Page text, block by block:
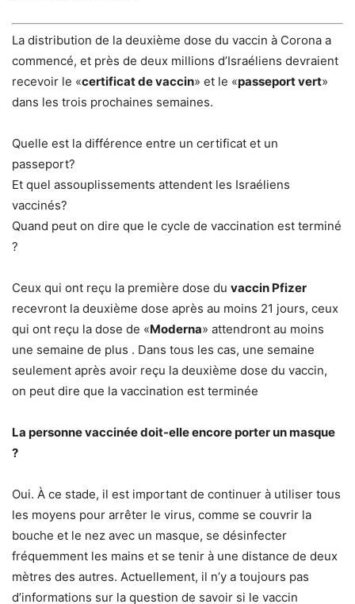
La distribution de la deuxième dose du vaccin à Corona a
commencé, et près de deux millions d’Israéliens devraient
recevoir le «certificat de vaccin» et le «passeport vert»
dans les trois prochaines semaines.
Quelle est la différence entre un certificat et un
passeport?
Et quel assouplissements attendent les Israéliens
vaccinés?
Quand peut on dire que le cycle de vaccination est terminé
?
Ceux qui ont reçu la première dose du vaccin Pfizer
recevront la deuxième dose après au moins 21 jours, ceux
qui ont reçu la dose de «Moderna» attendront au moins
une semaine de plus . Dans tous les cas, une semaine
seulement après avoir reçu la deuxième dose du vaccin,
on peut dire que la vaccination est terminée
La personne vaccinée doit-elle encore porter un masque
?
Oui. À ce stade, il est important de continuer à utiliser tous
les moyens pour arrêter le virus, comme se couvrir la
bouche et le nez avec un masque, se désinfecter
fréquemment les mains et se tenir à une distance de deux
mètres des autres. Actuellement, il n’y a toujours pas
d’informations sur la question de savoir si le vaccin